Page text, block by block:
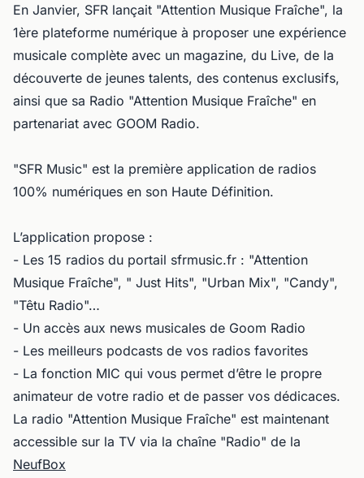
En Janvier, SFR lançait "Attention Musique Fraîche", la
1ère plateforme numérique à proposer une expérience
musicale complète avec un magazine, du Live, de la
découverte de jeunes talents, des contenus exclusifs,
ainsi que sa Radio "Attention Musique Fraîche" en
partenariat avec GOOM Radio.
"SFR Music" est la première application de radios
100% numériques en son Haute Définition.
L’application propose :
- Les 15 radios du portail sfrmusic.fr : "Attention
Musique Fraîche", " Just Hits", "Urban Mix", "Candy",
"Têtu Radio"…
- Un accès aux news musicales de Goom Radio
- Les meilleurs podcasts de vos radios favorites
- La fonction MIC qui vous permet d’être le propre
animateur de votre radio et de passer vos dédicaces.
La radio "Attention Musique Fraîche" est maintenant
accessible sur la TV via la chaîne "Radio" de la
NeufBox